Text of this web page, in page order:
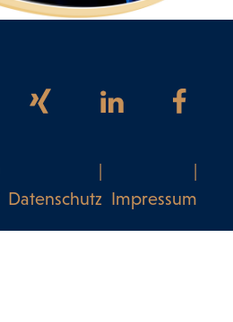
|
Datenschutz
|
Impressum